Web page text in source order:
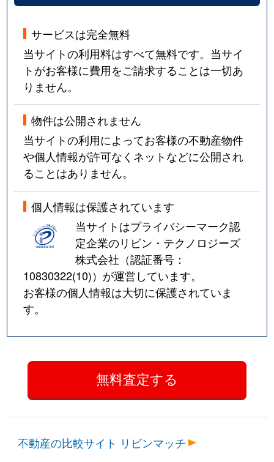
サービスは完全無料
当サイトの利用料はすべて無料です。当サイ
トがお客様に費用をご請求することは一切あ
りません。
物件は公開されません
当サイトの利用によってお客様の不動産物件
や個人情報が許可なくネットなどに公開され
ることはありません。
個人情報は保護されています
当サイトはプライバシーマーク認
定企業のリビン・テクノロジーズ
株式会社（認証番号：
10830322(10)）が運営しています。
お客様の個人情報は大切に保護されていま
す。
不動産の比較サイト リビンマッチ